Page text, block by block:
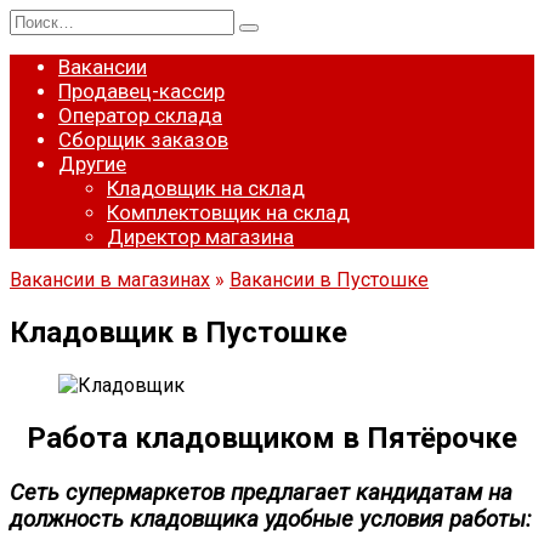
Перейти
к
содержанию
Search
for:
Вакансии
Продавец-кассир
Оператор склада
Сборщик заказов
Другие
Кладовщик на склад
Комплектовщик на склад
Директор магазина
Вакансии в магазинах » Вакансии в Пустошке
Кладовщик в Пустошке
Работа кладовщиком в Пятёрочке
Сеть супермаркетов предлагает кандидатам на
должность кладовщика удобные условия работы: